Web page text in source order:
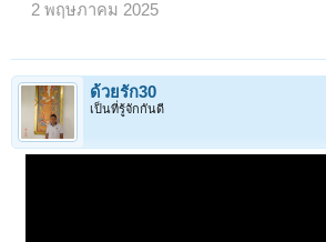
2 พฤษภาคม 2025
ด้วยรัก30
เป็นที่รู้จักกันดี